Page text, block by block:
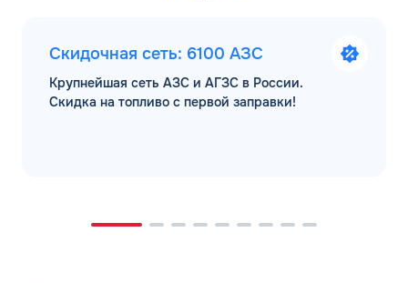
Скидочная сеть: 6100 АЗС
Крупнейшая сеть АЗС и АГЗС в России.
Скидка на топливо с первой заправки!